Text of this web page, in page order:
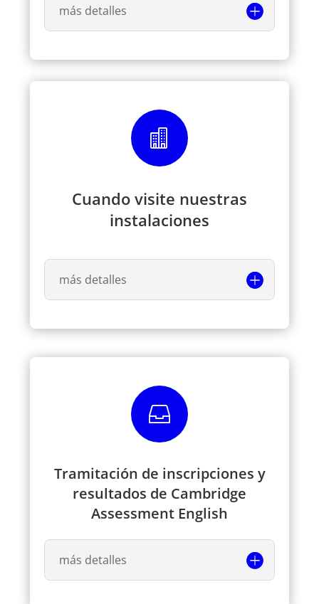
más detalles

Cuando visite nuestras
instalaciones
más detalles

Tramitación de inscripciones y
resultados de Cambridge
Assessment English
más detalles